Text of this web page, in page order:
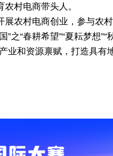
村电商带头人。
农村电商创业，参与农
“春耕希望”“夏耘梦想”“
业和资源禀赋，打造具有